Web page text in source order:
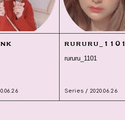
rururu_1101
rururu_1101
Series / 2020.06.26